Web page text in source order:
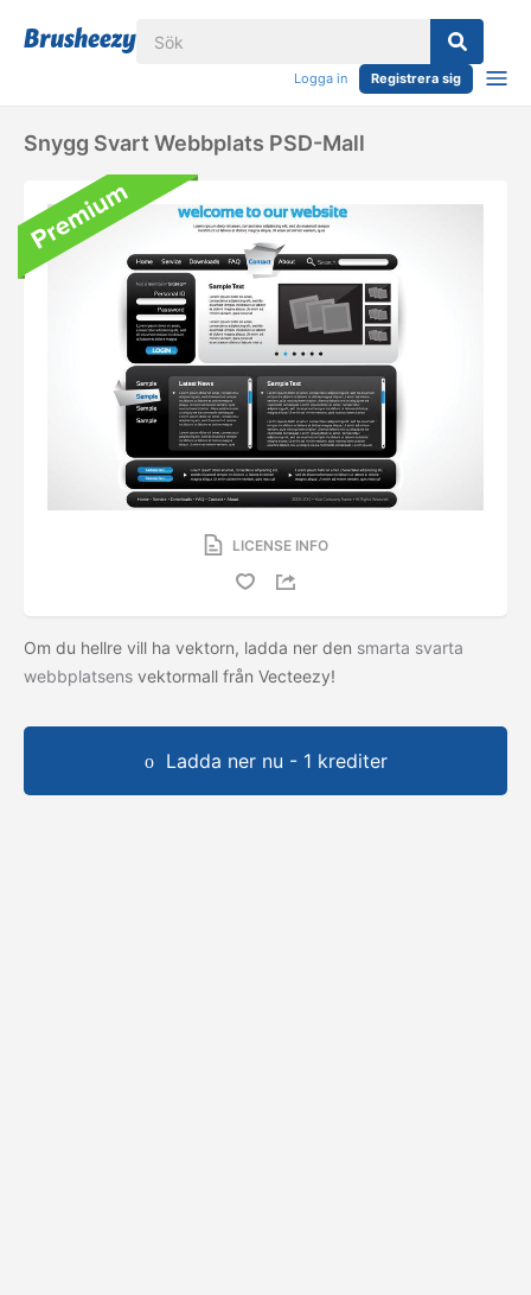
Logga in Registrera sig
Snygg Svart Webbplats PSD-Mall
LICENSE INFO
Om du hellre vill ha vektorn, ladda ner den smarta svarta
webbplatsens vektormall från Vecteezy!
Ladda ner nu - 1 krediter